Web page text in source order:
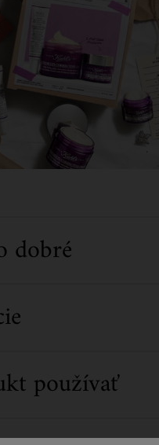
dobré
používať